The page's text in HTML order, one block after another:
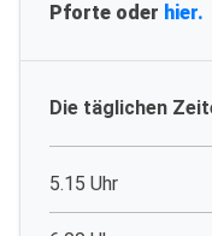
Pforte oder hier.
Die täglichen
5.15 Uhr